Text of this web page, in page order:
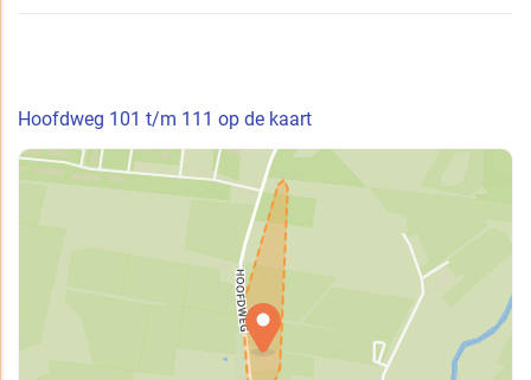
Hoofdweg 101 t/m 111 op de kaart